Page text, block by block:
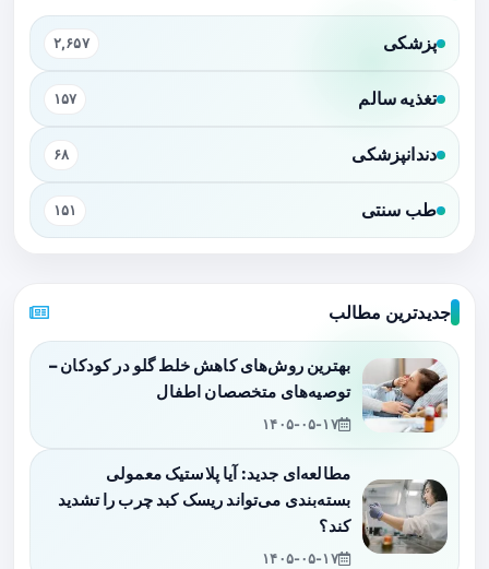
پزشکی ۲,۶۵۷
تغذیه سالم ۱۵۷
دندانپزشکی ۶۸
طب سنتی ۱۵۱
جدیدترین مطالب
بهترین روش‌های کاهش خلط گلو در کودکان –
توصیه‌های متخصصان اطفال
۱۴۰۵-۰۵-۱۷
مطالعه‌ای جدید: آیا پلاستیک معمولی
بسته‌بندی می‌تواند ریسک کبد چرب را تشدید
کند؟
۱۴۰۵-۰۵-۱۷